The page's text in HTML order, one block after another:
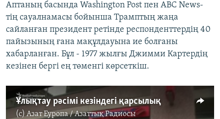
Аптаның басында Washington Post пен ABC News-
тің сауалнамасы бойынша Трамптың жаңа
сайланған президент ретінде респонденттердің 40
пайызының ғана мақұлдауына ие болғаны
хабарланған. Бұл - 1977 жылғы Джимми Картердің
кезінен бергі ең төменгі көрсеткіш.
Ұлықтау рәсімі кезіндегі қарсылық
(c)Азат Еуропа / Азаттық Радиосы